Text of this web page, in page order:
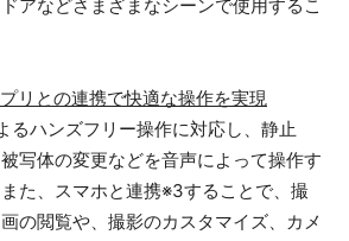
アなどさまざまなシーンで使用するこ
リとの連携で快適な操作を実現
るハンズフリー操作に対応し、静止
写体の変更などを音声によって操作す
た、スマホと連携※3することで、撮
の閲覧や、撮影のカスタマイズ、カメ